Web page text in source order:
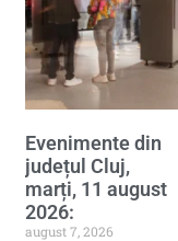
Evenimente din
județul Cluj,
marți, 11 august
2026:
august 7, 2026